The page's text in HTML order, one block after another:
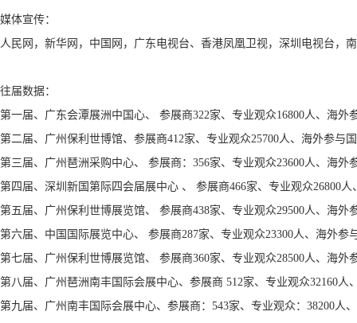
媒体宣传：
人民网，新华网，中国网，广东电视台、香港凤凰卫视，深圳电视台，
往届数据：
第一届、广东会潭展洲中国心、 参展商322家、专业观众16800人、海外
第二届、广州保利世博馆、参展商412家、专业观众25700人、海外参与
第三届、广州琶洲采购中心、 参展商：356家、专业观众23600人、海
第四届、深圳新国第际四会届展中心 、 参展商466家、专业观众26800
第五届、广州保利世博展览馆、 参展商438家、专业观众29500人、海
第六届、中国国际展览中心、 参展商287家、专业观众23300人、海外参
第七届、广州保利世博展览馆、 参展商360家、专业观众28500人、海外
第八届、广州琶洲南丰国际会展中心、参展商 512家、专业观众32160人
第九届、广州南丰国际会展中心、参展商：543家、专业观众：38200人